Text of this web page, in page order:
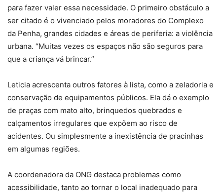
para fazer valer essa necessidade. O primeiro obstáculo a
ser citado é o vivenciado pelos moradores do Complexo
da Penha, grandes cidades e áreas de periferia: a violência
urbana. “Muitas vezes os espaços não são seguros para
que a criança vá brincar.”
Leticia acrescenta outros fatores à lista, como a zeladoria e
conservação de equipamentos públicos. Ela dá o exemplo
de praças com mato alto, brinquedos quebrados e
calçamentos irregulares que expõem ao risco de
acidentes. Ou simplesmente a inexistência de pracinhas
em algumas regiões.
A coordenadora da ONG destaca problemas como
acessibilidade, tanto ao tornar o local inadequado para